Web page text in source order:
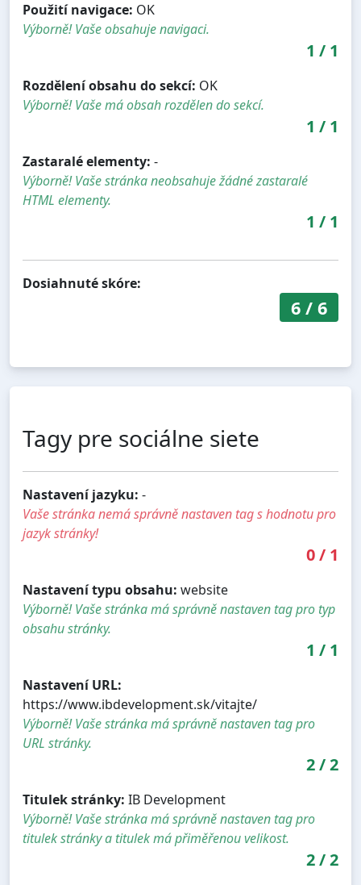
Použití navigace: OK
Výborně! Vaše obsahuje navigaci.
1 / 1
Rozdělení obsahu do sekcí: OK
Výborně! Vaše má obsah rozdělen do sekcí.
1 / 1
Zastaralé elementy: -
Výborně! Vaše stránka neobsahuje žádné zastaralé
HTML elementy.
1 / 1
Dosiahnuté skóre:
6/ 6
Tagy pre sociálne siete
Nastavení jazyku: -
Vaše stránka nemá správně nastaven tag s hodnotu pro
jazyk stránky!
0/ 1
Nastavení typu obsahu: website
Výborně! Vaše stránka má správně nastaven tag pro typ
obsahu stránky.
1 / 1
Nastavení URL:
https://www.ibdevelopment.sk/vitajte/
Výborně! Vaše stránka má správně nastaven tag pro
URL stránky.
2/2
Titulek stránky: IB Development
Výborně! Vaše stránka má správně nastaven tag pro
titulek stránky a titulek má přiměřenou velikost.
2/2